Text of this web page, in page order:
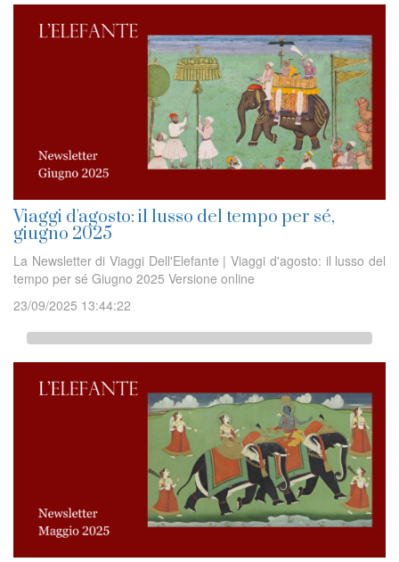
Viaggi d'agosto: il lusso del tempo per sé,
giugno 2025
La Newsletter di Viaggi Dell'Elefante | Viaggi d'agosto: il lusso del
tempo per sé Giugno 2025 Versione online
23/09/2025 13:44:22